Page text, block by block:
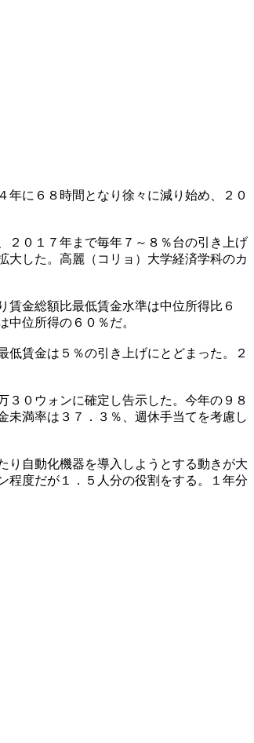
に６８時間となり徐々に減り始め、２０
２０１７年まで毎年７～８％台の引き上げ
大した。高麗（コリョ）大学経済学科のカ
金総額比最低賃金水準は中位所得比６
位所得の６０％だ。
賃金は５％の引き上げにとどまった。２
３０ウォンに確定し告示した。今年の９８
未満率は３７．３％、週休手当てを考慮し
り自動化機器を導入しようとする動きが大
程度だが１．５人分の役割をする。１年分